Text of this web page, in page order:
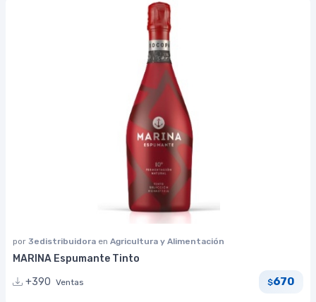
por 3edistribuidora en Agricultura y Alimentación
MARINA Espumante Tinto
+390 Ventas $670